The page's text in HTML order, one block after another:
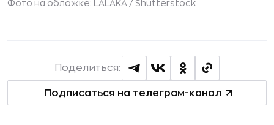
Фото на обложке: LALAKA / Shutterstock
Подписаться на телеграм-канал
Поделиться: